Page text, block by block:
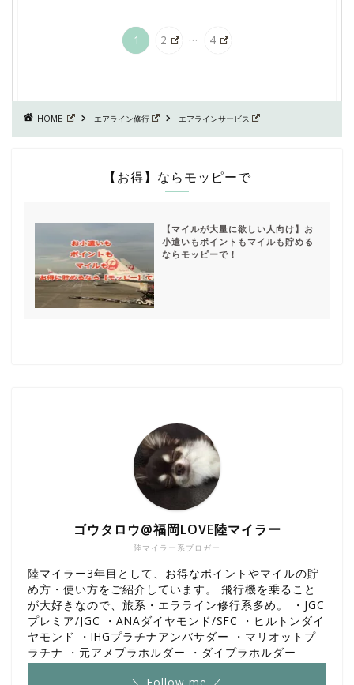
1 2 ... 4
HOME エアライン修行 エアラインサービス
【お得】ならモッピーで
【マイルが大量に欲しい人向け】お
小遣いもポイントもマイルも貯める
ならモッピーで！
陸マイラー系ブロガー
ゴウタロウ@福岡LOVE陸マイラー
陸マイラー3年目として、お得なポイントやマイルの貯
め方・使い方をご紹介しています。 飛行機を乗ること
が大好きなので、旅系・エラライン修行系多め。 ・JGC
プレミア/JGC ・ANAダイヤモンド/SFC ・ヒルトンダイ
ヤモンド ・IHGプラチナアンバサダー ・マリオットプ
ラチナ ・元アメプラホルダー ・ダイプラホルダー